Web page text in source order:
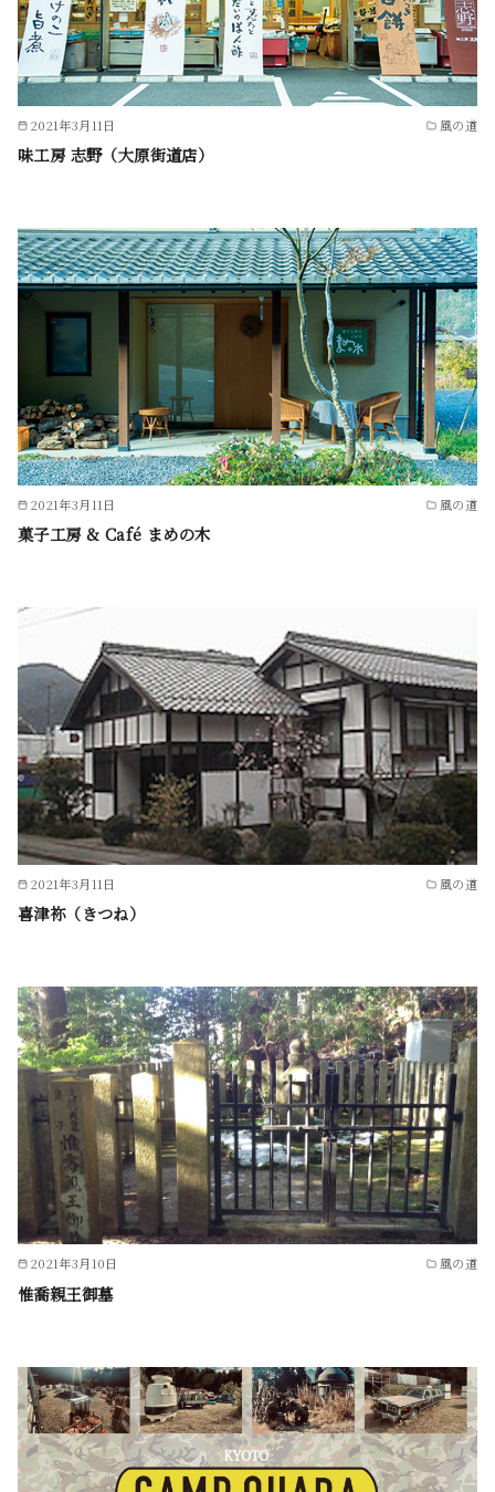
2021年3月11日 風の道
味工房 志野（大原街道店）
2021年3月11日 風の道
菓子工房 & Café まめの木
2021年3月11日 風の道
喜津祢（きつね）
2021年3月10日 風の道
惟喬親王御墓